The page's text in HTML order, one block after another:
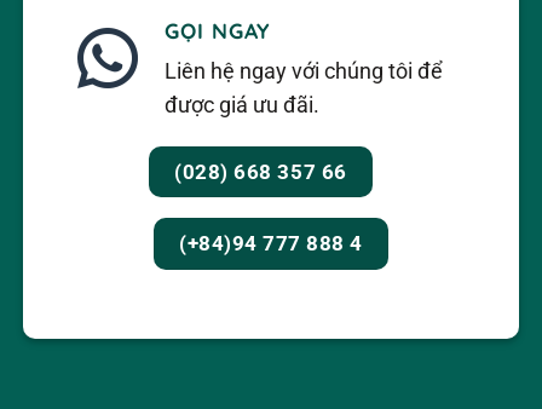
GỌI NGAY
Liên hệ ngay với chúng tôi để
được giá ưu đãi.
(028) 668 357 66
(+84)94 777 888 4